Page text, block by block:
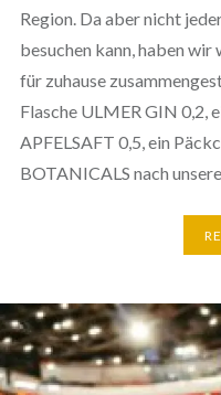
Region. Da aber nicht
besuchen kann, haben
für zuhause
Flasche ULMER GIN 0,2,
APFELSAFT 0,5, ein
BOTANICALS nach